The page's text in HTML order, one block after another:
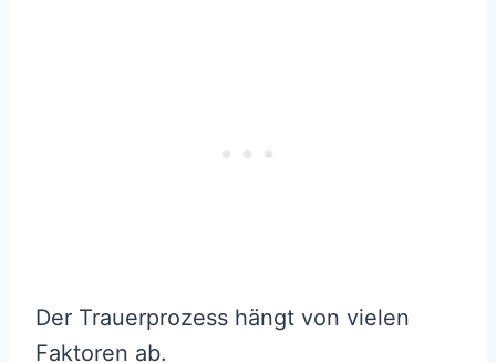
Der Trauerprozess hängt von vielen
Faktoren ab.